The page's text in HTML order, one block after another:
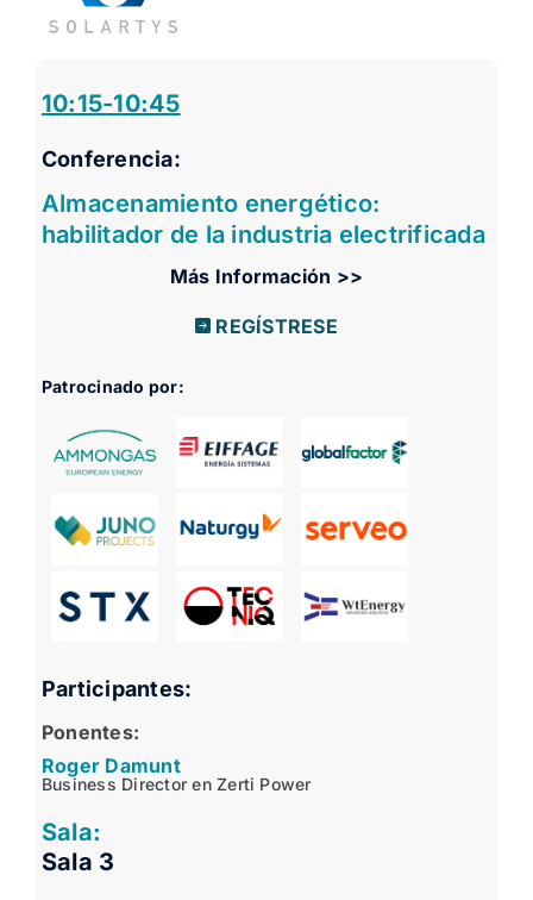
10:15-10:45
Conferencia:
Almacenamiento energético:
habilitador de la industria electrificada
Más Información >>
REGÍSTRESE
Patrocinado por:
Participantes:
Ponentes:
Roger Damunt
Business Director en Zerti Power
Sala:
Sala 3